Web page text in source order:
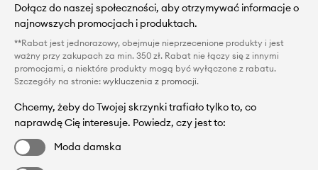
Dołącz do naszej społeczności, aby otrzymywać informacje o
najnowszych promocjach i produktach.
**Rabat jest jednorazowy, obejmuje nieprzecenione produkty i jest
ważny przy zakupach za min. 350 zł. Rabat nie łączy się z innymi
promocjami, a niektóre produkty mogą być wyłączone z rabatu.
Szczegóły na stronie: wykluczenia z promocji.
Chcemy, żeby do Twojej skrzynki trafiało tylko to, co
naprawdę Cię interesuje. Powiedz, czy jest to:
Moda damska